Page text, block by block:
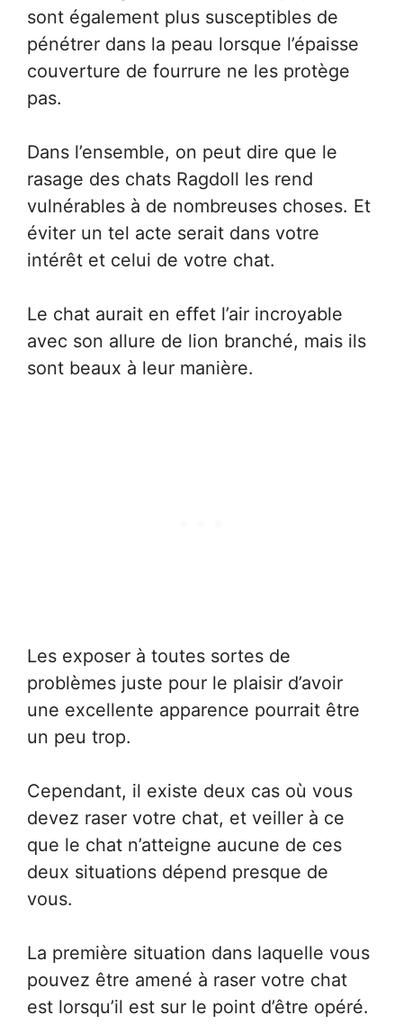
sont également plus susceptibles de
pénétrer dans la peau lorsque l’épaisse
couverture de fourrure ne les protège
pas.
Dans l’ensemble, on peut dire que le
rasage des chats Ragdoll les rend
vulnérables à de nombreuses choses. Et
éviter un tel acte serait dans votre
intérêt et celui de votre chat.
Le chat aurait en effet l’air incroyable
avec son allure de lion branché, mais ils
sont beaux à leur manière.
Les exposer à toutes sortes de
problèmes juste pour le plaisir d’avoir
une excellente apparence pourrait être
un peu trop.
Cependant, il existe deux cas où vous
devez raser votre chat, et veiller à ce
que le chat n’atteigne aucune de ces
deux situations dépend presque de
vous.
La première situation dans laquelle vous
pouvez être amené à raser votre chat
est lorsqu’il est sur le point d’être opéré.